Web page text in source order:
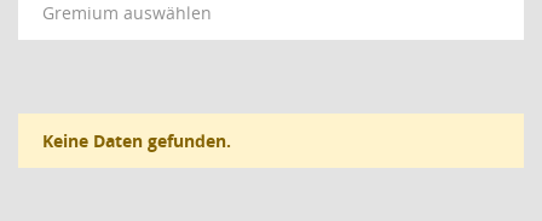
Gremium auswählen
Keine Daten gefunden.